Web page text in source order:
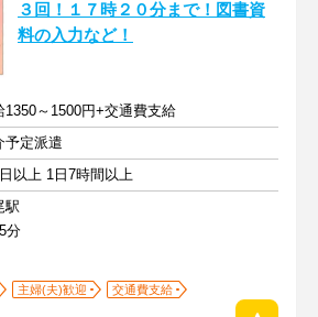
３回！１７時２０分まで！図書資
料の入力など！
1350～1500円+交通費支給
予定派遣
以上 1日7時間以上
駅
分
主婦(夫)歓迎
交通費支給